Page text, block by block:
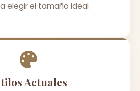
elegir el tamaño ideal
Actuales